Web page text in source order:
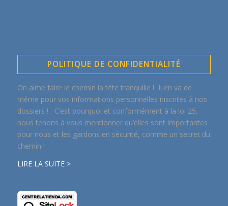
POLITIQUE DE CONFIDENTIALITÉ
On aime faire le chemin la tête tranquille ! Il en va de
même pour vos informations personnelles inscrites à nos
dossiers ! C’est pourquoi et conformément à la loi 25,
nous tenons à vous mentionner qu’elles sont importantes
pour nous et les gardons en sécurité, comme un secret du
chemin !
LIRE LA SUITE >